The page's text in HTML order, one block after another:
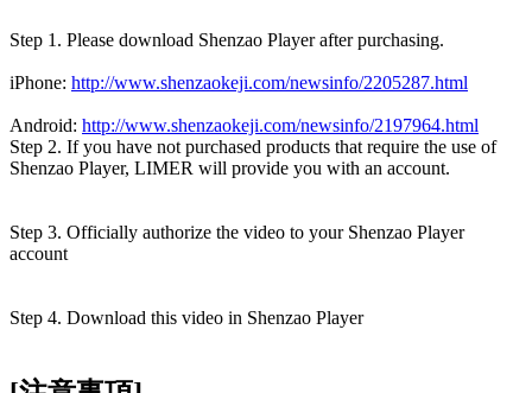
Step 1. Please download Shenzao Player after purchasing.
iPhone: http://www.shenzaokeji.com/newsinfo/2205287.html
Android: http://www.shenzaokeji.com/newsinfo/2197964.html
Step 2. If you have not purchased products that require the use of
Shenzao Player, LIMER will provide you with an account.
Step 3. Officially authorize the video to your Shenzao Player
account
Step 4. Download this video in Shenzao Player